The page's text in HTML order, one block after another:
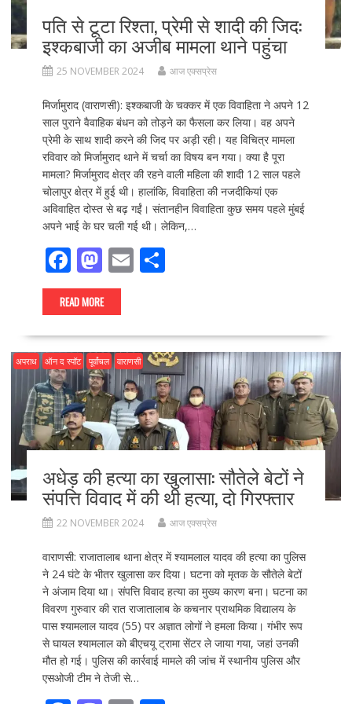
पति से टूटा रिश्ता, प्रेमी से शादी की जिद:
इश्कबाजी का अजीब मामला थाने पहुंचा
25 NOVEMBER 2024 आज एक्सप्रेस
मिर्जामुराद (वाराणसी): इश्कबाजी के चक्कर में एक विवाहिता ने अपने 12
साल पुराने वैवाहिक बंधन को तोड़ने का फैसला कर लिया। वह अपने
प्रेमी के साथ शादी करने की जिद पर अड़ी रही। यह विचित्र मामला
रविवार को मिर्जामुराद थाने में चर्चा का विषय बन गया। क्या है पूरा
मामला? मिर्जामुराद क्षेत्र की रहने वाली महिला की शादी 12 साल पहले
चोलापुर क्षेत्र में हुई थी। हालांकि, विवाहिता की नजदीकियां एक
अविवाहित दोस्त से बढ़ गईं। संतानहीन विवाहिता कुछ समय पहले मुंबई
अपने भाई के घर चली गई थी। लेकिन,…
F
ac
e
b
o
o
k
M
as
to
d
o
n
E
l
S
e
READ MORE
अपराध ऑन द स्पॉट पूर्वांचल वाराणसी
अधेड़ की हत्या का खुलासा: सौतेले बेटों ने
संपत्ति विवाद में की थी हत्या, दो गिरफ्तार
22 NOVEMBER 2024 आज एक्सप्रेस
वाराणसी: राजातालाब थाना क्षेत्र में श्यामलाल यादव की हत्या का पुलिस
ने 24 घंटे के भीतर खुलासा कर दिया। घटना को मृतक के सौतेले बेटों
ने अंजाम दिया था। संपत्ति विवाद हत्या का मुख्य कारण बना। घटना का
विवरण गुरुवार की रात राजातालाब के कचनार प्राथमिक विद्यालय के
पास श्यामलाल यादव (55) पर अज्ञात लोगों ने हमला किया। गंभीर रूप
से घायल श्यामलाल को बीएचयू ट्रामा सेंटर ले जाया गया, जहां उनकी
मौत हो गई। पुलिस की कार्रवाई मामले की जांच में स्थानीय पुलिस और
एसओजी टीम ने तेजी से…